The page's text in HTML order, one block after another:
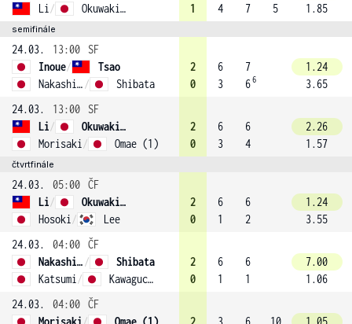
Li / Okuwaki (3)
1
4
7
5
1.85
semifinále
24.03. 13:00
SF
Inoue/
Tsao
Nakashima / Shibata
2
0
6
3
7
66
1.24
3.65
24.03.
13:00
SF
Li/
Okuwaki (3)
Morisaki / Omae (1)
2
0
6
3
6
4
2.26
1.57
čtvrtfinále
24.03. 05:00 ČF
Li/
Okuwaki (3)
Hosoki / Lee
2
0
6
1
6
2
1.24
3.55
24.03.
04:00 ČF
Nakashima /
Shibata
Katsumi / Kawaguchi (2)
2
0
6
1
6
1
7.00
1.06
24.03.
04:00 ČF
Morisaki/
Omae (1)
2
3
6
10
1.05